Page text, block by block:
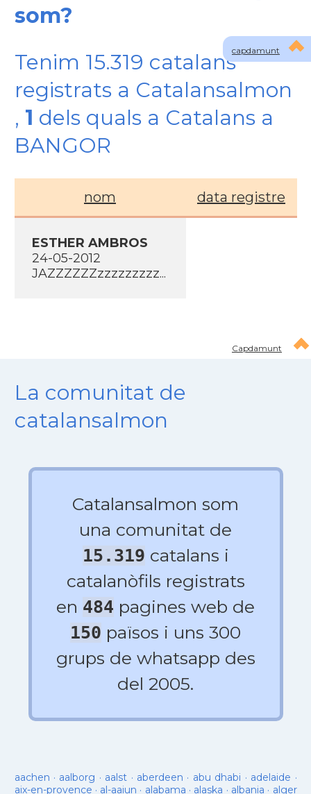
capdamunt
som?
Tenim 15.319 catalans
registrats a Catalansalmon
, 1 dels quals a Catalans a
BANGOR
nom data registre
ESTHER AMBROS
24-05-2012
JAZZZZZZzzzzzzzzz...
Capdamunt
La comunitat de
catalansalmon
Catalansalmon som
una comunitat de
15.319 catalans i
catalanòfils registrats
en 484 pagines web de
150 països i uns 300
grups de whatsapp des
del 2005.
aachen · aalborg · aalst · aberdeen · abu dhabi · adelaide ·
aix-en-provence · al-aaiun · alabama · alaska · albania · alger